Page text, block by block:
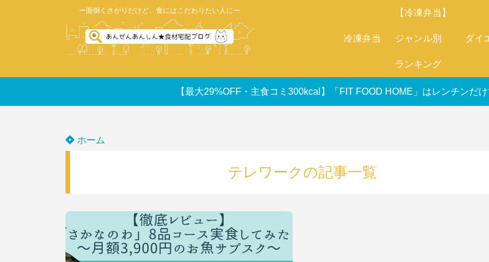
ー面倒くさがりだけど、食にはこだわりたい人にー
冷凍弁当
【冷凍弁当】
ジャンル別
ランキング
ダイ
【最大29%OFF・主食コミ300kcal】「FIT FOOD HOME」はレンチンだ
ホーム
テレワークの記事一覧